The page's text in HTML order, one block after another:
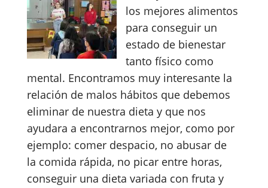
los mejores alimentos
para conseguir un
estado de bienestar
tanto físico como
mental. Encontramos muy interesante la
relación de malos hábitos que debemos
eliminar de nuestra dieta y que nos
ayudara a encontrarnos mejor, como por
ejemplo: comer despacio, no abusar de
la comida rápida, no picar entre horas,
conseguir una dieta variada con fruta y